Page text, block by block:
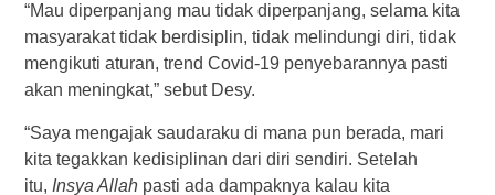
“Mau diperpanjang mau tidak diperpanjang, selama kita
masyarakat tidak berdisiplin, tidak melindungi diri, tidak
mengikuti aturan, trend Covid-19 penyebarannya pasti
akan meningkat,” sebut Desy.
“Saya mengajak saudaraku di mana pun berada, mari
kita tegakkan kedisiplinan dari diri sendiri. Setelah
itu, Insya Allahpasti ada dampaknya kalau kita